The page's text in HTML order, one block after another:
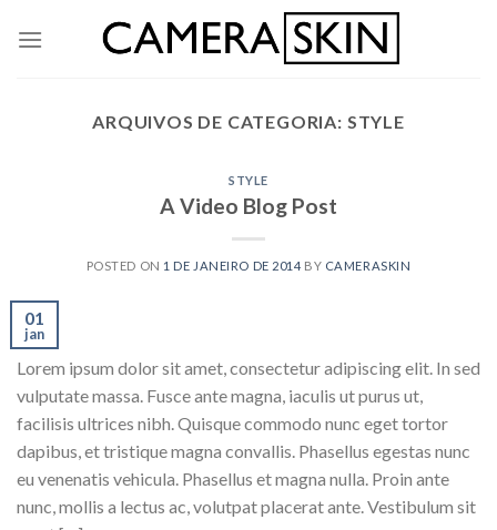
ARQUIVOS DE CATEGORIA: STYLE
STYLE
A Video Blog Post
POSTED ON 1 DE JANEIRO DE 2014 BY CAMERASKIN
01
jan
Lorem ipsum dolor sit amet, consectetur adipiscing elit. In sed
vulputate massa. Fusce ante magna, iaculis ut purus ut,
facilisis ultrices nibh. Quisque commodo nunc eget tortor
dapibus, et tristique magna convallis. Phasellus egestas nunc
eu venenatis vehicula. Phasellus et magna nulla. Proin ante
nunc, mollis a lectus ac, volutpat placerat ante. Vestibulum sit